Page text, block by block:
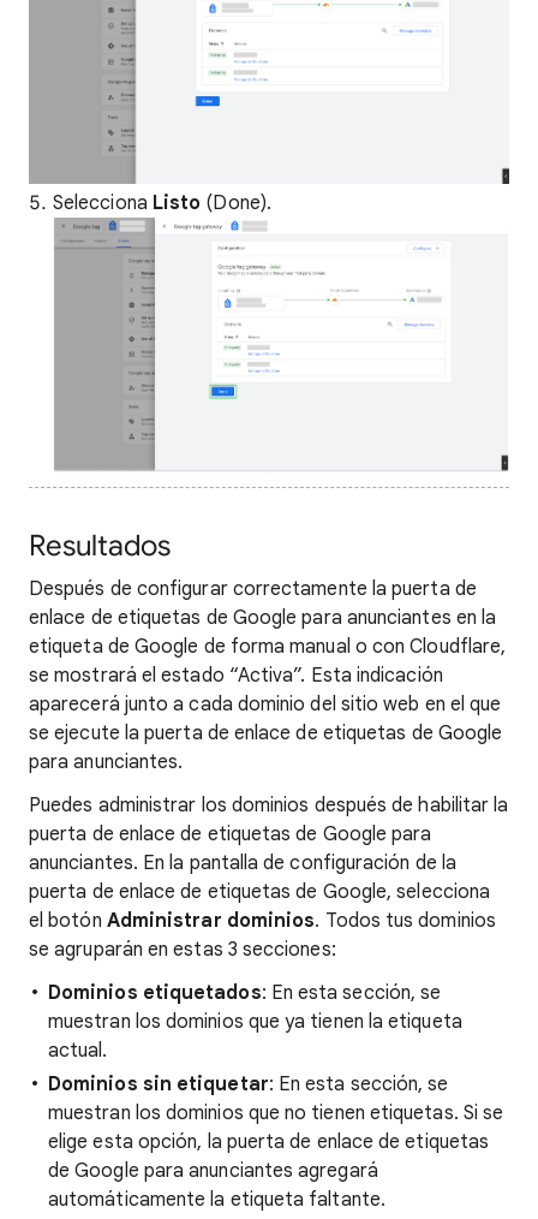
Selecciona Listo (Done).
Resultados
Después de configurar correctamente la puerta de
enlace de etiquetas de Google para anunciantes en la
etiqueta de Google de forma manual o con Cloudflare,
se mostrará el estado “Activa”. Esta indicación
aparecerá junto a cada dominio del sitio web en el que
se ejecute la puerta de enlace de etiquetas de Google
para anunciantes.
Puedes administrar los dominios después de habilitar la
puerta de enlace de etiquetas de Google para
anunciantes. En la pantalla de configuración de la
puerta de enlace de etiquetas de Google, selecciona
el botón Administrar dominios. Todos tus dominios
se agruparán en estas 3 secciones:
Dominios etiquetados: En esta sección, se
muestran los dominios que ya tienen la etiqueta
actual.
Dominios sin etiquetar: En esta sección, se
muestran los dominios que no tienen etiquetas. Si se
elige esta opción, la puerta de enlace de etiquetas
de Google para anunciantes agregará
automáticamente la etiqueta faltante.